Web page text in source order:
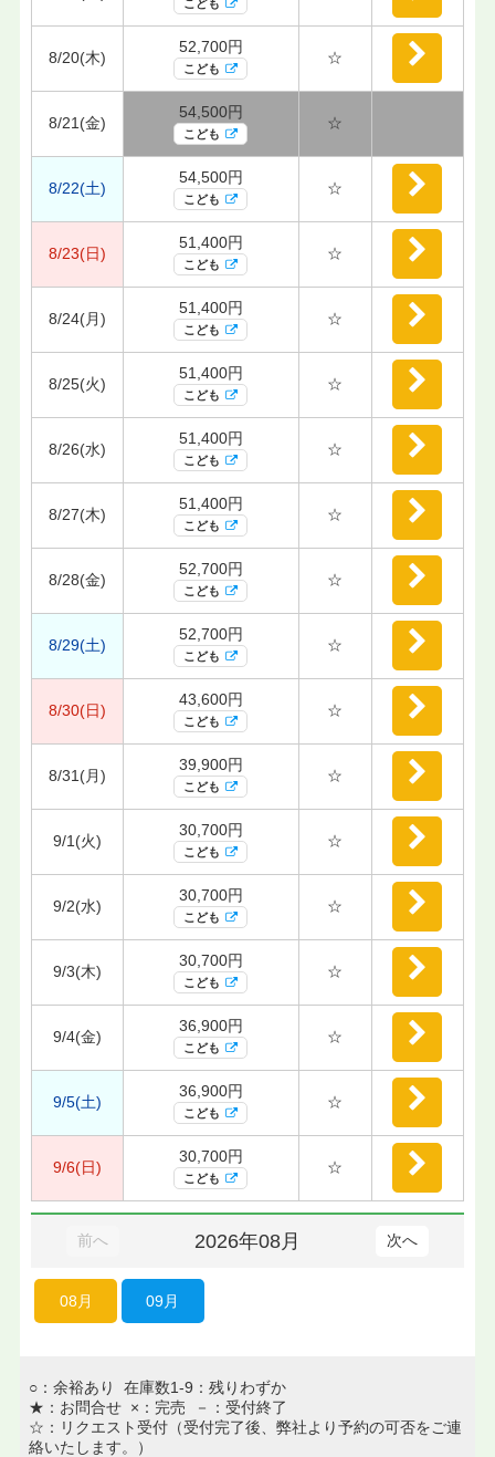
こども
8/20(木)
52,700円
こども
☆
8/21(金)
54,500円
こども
☆
8/22(土)
54,500円
こども
☆
8/23(日)
51,400円
こども
☆
8/24(月)
51,400円
こども
☆
8/25(火)
51,400円
こども
☆
8/26(水)
51,400円
こども
☆
8/27(木)
51,400円
こども
☆
8/28(金)
52,700円
こども
☆
8/29(土)
52,700円
こども
☆
8/30(日)
43,600円
こども
☆
8/31(月)
39,900円
こども
☆
9/1(火)
30,700円
こども
☆
9/2(水)
30,700円
こども
☆
9/3(木)
30,700円
こども
☆
9/4(金)
36,900円
こども
☆
9/5(土)
36,900円
こども
☆
9/6(日)
30,700円
こども
☆
前へ 2026年08月 次へ
08月 09月
○：余裕あり 在庫数1-9：残りわずか
★：お問合せ ×：完売 －：受付終了
☆：リクエスト受付（受付完了後、弊社より予約の可否をご連
絡いたします。）